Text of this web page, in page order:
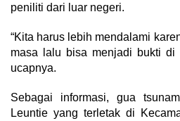
peniliti dari luar negeri.
“Kita harus lebih mendalami
masa lalu bisa menjadi bukti di
ucapnya.
Sebagai informasi, gua
Leuntie yang terletak di